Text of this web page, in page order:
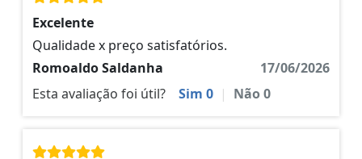
Excelente
Qualidade x preço satisfatórios.
Romoaldo Saldanha
17/06/2026
Esta avaliação foi útil?
Sim 0 | Não0